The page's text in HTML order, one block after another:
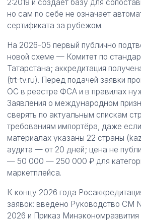
2:2019 и создаёт базу для
но сам по себе не означает
сертификата за рубежом.
На 2026-05 первый публично
новой схеме — Комитет по
Татарстана; аккредитация
(trt-tv.ru). Перед подачей заявки
ОС в реестре ФСА и в правилах
Заявления о международном
сверять по актуальным спискам
требованиям импортёра, даже
материалах указаны 22 страны
аудита — от 20 дней; цена не
— 50 000 — 250 000 ₽ для
маркетплейса.
К концу 2026 года
заявок: введено Руководство СМ
2026 и Приказ